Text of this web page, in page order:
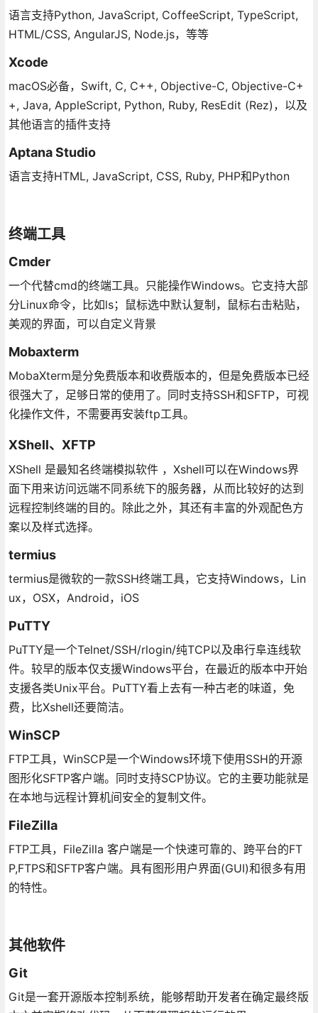
语言支持Python, JavaScript, CoffeeScript, TypeScript,
HTML/CSS, AngularJS, Node.js，等等
Xcode
macOS必备，Swift, C, C++, Objective-C, Objective-C+
+, Java, AppleScript, Python, Ruby, ResEdit (Rez)，以及
其他语言的插件支持
Aptana Studio
语言支持HTML, JavaScript, CSS, Ruby, PHP和Python
终端工具
Cmder
一个代替cmd的终端工具。只能操作Windows。它支持大部
分Linux命令，比如ls；鼠标选中默认复制，鼠标右击粘贴，
美观的界面，可以自定义背景
Mobaxterm
MobaXterm是分免费版本和收费版本的，但是免费版本已经
很强大了，足够日常的使用了。同时支持SSH和SFTP，可视
化操作文件，不需要再安装ftp工具。
XShell、XFTP
XShell 是最知名终端模拟软件 ，Xshell可以在Windows界
面下用来访问远端不同系统下的服务器，从而比较好的达到
远程控制终端的目的。除此之外，其还有丰富的外观配色方
案以及样式选择。
termius
termius是微软的一款SSH终端工具，它支持Windows，Lin
ux，OSX，Android，iOS
PuTTY
PuTTY是一个Telnet/SSH/rlogin/纯TCP以及串行阜连线软
件。较早的版本仅支援Windows平台，在最近的版本中开始
支援各类Unix平台。PuTTY看上去有一种古老的味道，免
费，比Xshell还要简洁。
WinSCP
FTP工具，WinSCP是一个Windows环境下使用SSH的开源
图形化SFTP客户端。同时支持SCP协议。它的主要功能就是
在本地与远程计算机间安全的复制文件。
FileZilla
FTP工具，FileZilla 客户端是一个快速可靠的、跨平台的FT
P,FTPS和SFTP客户端。具有图形用户界面(GUI)和很多有用
的特性。
其他软件
Git
Git是一套开源版本控制系统，能够帮助开发者在确定最终版